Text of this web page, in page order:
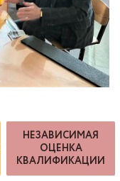
НЕЗАВИСИМАЯ
ОЦЕНКА
КВАЛИФИКАЦИИ